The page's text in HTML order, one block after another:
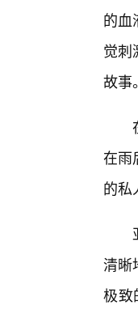
的血
觉刺
故事。
在雨
的私
清晰
极致